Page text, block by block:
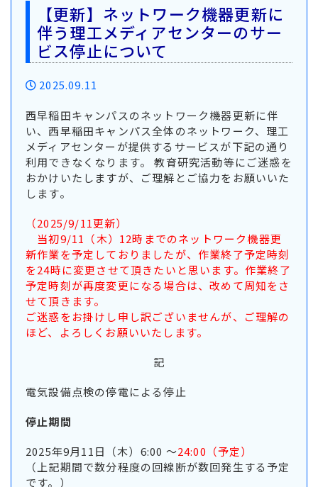
【更新】ネットワーク機器更新に
伴う理工メディアセンターのサー
ビス停止について
2025.09.11
西早稲田キャンパスのネットワーク機器更新に伴
い、西早稲田キャンパス全体のネットワーク、理工
メディアセンターが提供するサービスが下記の通り
利用できなくなります。 教育研究活動等にご迷惑を
おかけいたしますが、ご理解とご協力をお願いいた
します。
（2025/9/11更新）
当初9/11（木）12時までのネットワーク機器更
新作業を予定しておりましたが、作業終了予定時刻
を24時に変更させて頂きたいと思います。作業終了
予定時刻が再度変更になる場合は、改めて周知をさ
せて頂きます。
ご迷惑をお掛けし申し訳ございませんが、ご理解の
ほど、よろしくお願いいたします。
記
電気設備点検の停電による停止
停止期間
2025年9月11日（木）6:00 ～24:00（予定）
（上記期間で数分程度の回線断が数回発生する予定
です。）